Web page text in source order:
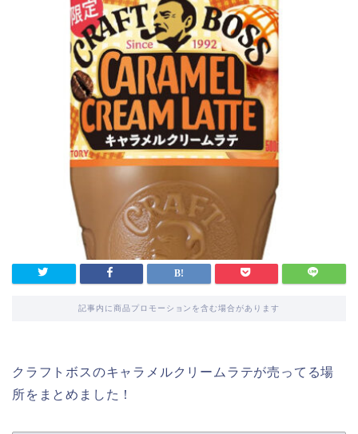
記事内に商品プロモーションを含む場合があります
クラフトボスのキャラメルクリームラテが売ってる場
所をまとめました！